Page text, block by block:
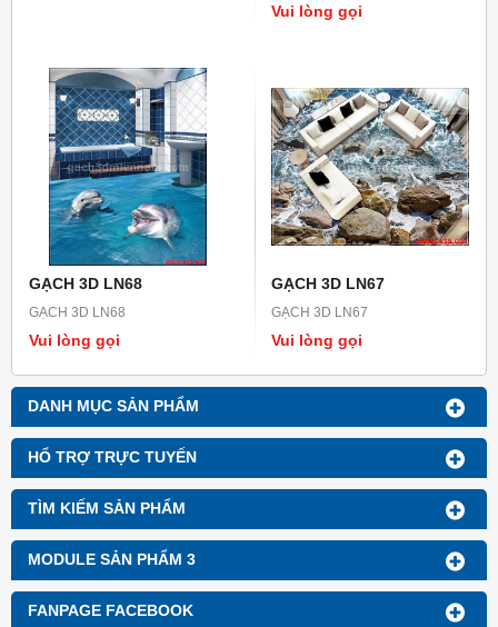
DANH MỤC SẢN PHẨM
HỔ TRỢ TRỰC TUYẾN
TÌM KIẾM SẢN PHẨM
MODULE SẢN PHẨM 3
FANPAGE FACEBOOK
Vui lòng gọi
GẠCH 3D LN68
GẠCH 3D LN68
Vui lòng gọi
GẠCH 3D LN67
GẠCH 3D LN67
Vui lòng gọi